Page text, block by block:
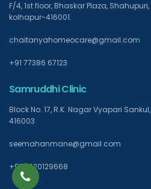
F/4, 1st floor, Bhaskar Plaza,
kolhapur-416001.
chaitanyahomeocare@gmail.com
+91 77386 67123
Samruddhi Clinic
Block No. 17, R.K. Nagar Vyapari
416003
seemahanmane@gmail.com
+91 9420129668